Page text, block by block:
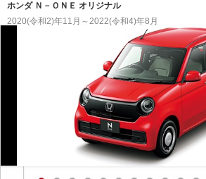
ホンダ Ｎ－ＯＮＥ オリジナル
2020(令和2)年11月～2022(令和4)年8月